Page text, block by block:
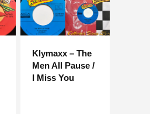
Klymaxx – The
Men All Pause /
I Miss You